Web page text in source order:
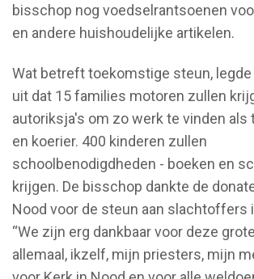
bisschop nog voedselrantsoenen
en andere huishoudelijke artikelen.
Wat betreft toekomstige steun,
uit dat 15 families motoren zullen
autoriksja's om zo werk te vinden
en koerier. 400 kinderen zullen
schoolbenodigdheden - boeken en
krijgen. De bisschop dankte de
Nood voor de steun aan slachtoffers
“We zijn erg dankbaar voor deze
allemaal, ikzelf, mijn priesters, mijn